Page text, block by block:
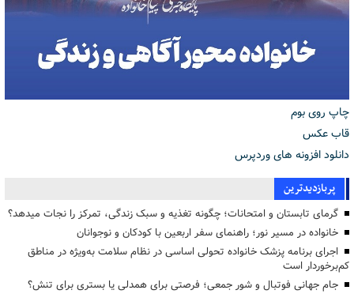
چاپ روی بوم
قاب عکس
دانلود افزونه های وردپرس
پربازدیدترین
گرمای تابستان و امتحانات؛ چگونه تغذیه و سبک زندگی، تمرکز را نجات میدهد؟
خانواده در مسیر نور؛ راهنمای سفر اربعین با کودکان و نوجوانان
اجرای برنامه پزشک خانواده تحولی اساسی در نظام سلامت به‌ویژه در مناطق
کم‌برخوردار است
جام جهانی فوتبال و شور جمعی؛ فرصتی برای همدلی یا بستری برای تنش؟